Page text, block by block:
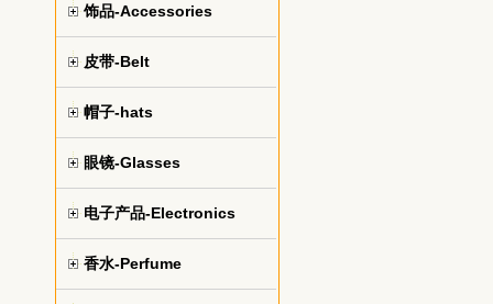
饰品-Accessories
皮带-Belt
帽子-hats
眼镜-Glasses
电子产品-Electronics
香水-Perfume